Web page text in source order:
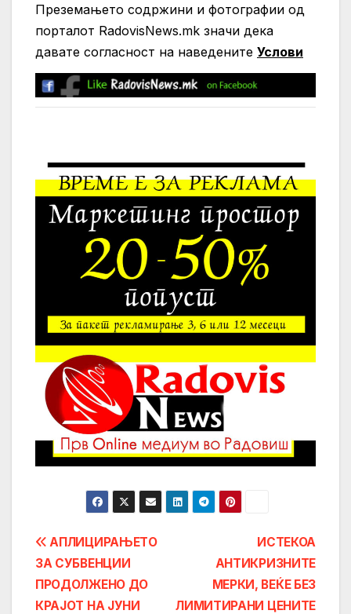
Преземањето содржини и фотографии од
порталот RadovisNews.mk значи дека
давате согласност на нaведените Услови
Post
navigation
ИСТЕКОА
АНТИКРИЗНИТЕ
МЕРКИ, ВЕЌЕ БЕЗ
ЛИМИТИРАНИ ЦЕНИТЕ
АПЛИЦИРАЊЕТО
ЗА СУБВЕНЦИИ
ПРОДОЛЖЕНО ДО
КРАЈОТ НА ЈУНИ